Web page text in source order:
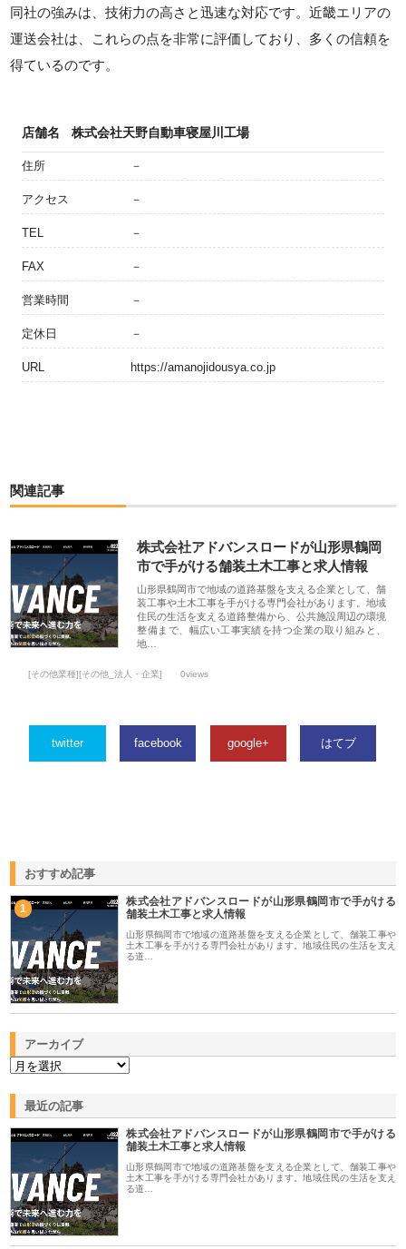
同社の強みは、技術力の高さと迅速な対応です。近畿エリアの
運送会社は、これらの点を非常に評価しており、多くの信頼を
得ているのです。
店舗名 株式会社天野自動車寝屋川工場
住所 －
アクセス －
TEL －
FAX －
営業時間 －
定休日 －
URL https://amanojidousya.co.jp
関連記事
株式会社アドバンスロードが山形県鶴岡
市で手がける舗装土木工事と求人情報
山形県鶴岡市で地域の道路基盤を支える企業として、舗
装工事や土木工事を手がける専門会社があります。地域
住民の生活を支える道路整備から、公共施設周辺の環境
整備まで、幅広い工事実績を持つ企業の取り組みと、
地…
[その他業種][その他_法人・企業] 0views
twitter facebook google+ はてブ
おすすめ記事
1
株式会社アドバンスロードが山形県鶴岡市で手がける
舗装土木工事と求人情報
山形県鶴岡市で地域の道路基盤を支える企業として、舗装工事や
土木工事を手がける専門会社があります。地域住民の生活を支え
る道…
アーカイブ
最近の記事
株式会社アドバンスロードが山形県鶴岡市で手がける
舗装土木工事と求人情報
山形県鶴岡市で地域の道路基盤を支える企業として、舗装工事や
土木工事を手がける専門会社があります。地域住民の生活を支え
る道…